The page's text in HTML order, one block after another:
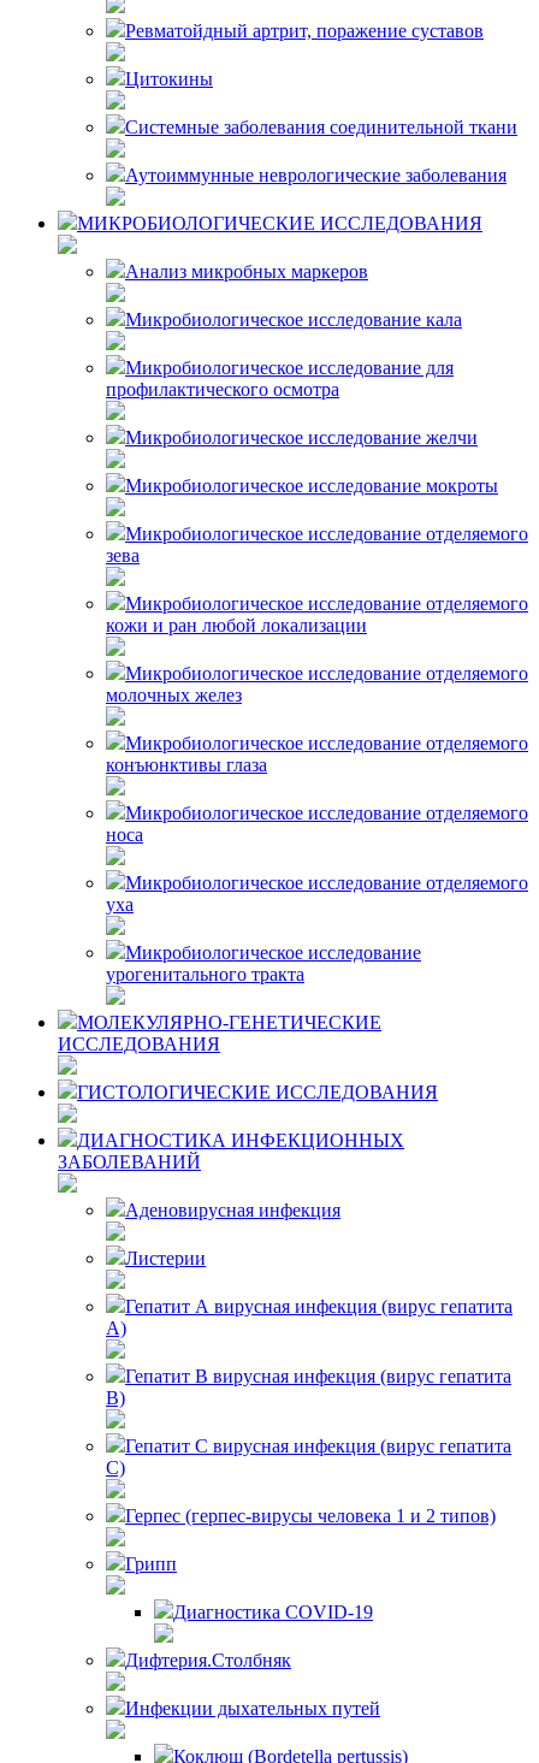
Ревматойдный артрит, поражение суставов
Цитокины
Системные заболевания соединительной ткани
Аутоиммунные неврологические заболевания
МИКРОБИОЛОГИЧЕСКИЕ ИССЛЕДОВАНИЯ
Анализ микробных маркеров
Микробиологическое исследование кала
Микробиологическое исследование для
профилактического осмотра
Микробиологическое исследование желчи
Микробиологическое исследование мокроты
Микробиологическое исследование отделяемого
зева
Микробиологическое исследование отделяемого
кожи и ран любой локализации
Микробиологическое исследование отделяемого
молочных желез
Микробиологическое исследование отделяемого
конъюнктивы глаза
Микробиологическое исследование отделяемого
носа
Микробиологическое исследование отделяемого
уха
Микробиологическое исследование
урогенитального тракта
МОЛЕКУЛЯРНО-ГЕНЕТИЧЕСКИЕ
ИССЛЕДОВАНИЯ
ГИСТОЛОГИЧЕСКИЕ ИССЛЕДОВАНИЯ
ДИАГНОСТИКА ИНФЕКЦИОННЫХ
ЗАБОЛЕВАНИЙ
Аденовирусная инфекция
Листерии
Гепатит А вирусная инфекция (вирус гепатита
А)
Гепатит В вирусная инфекция (вирус гепатита
В)
Гепатит С вирусная инфекция (вирус гепатита
С)
Герпес (герпес-вирусы человека 1 и 2 типов)
Грипп
Диагностика COVID-19
Дифтерия.Столбняк
Инфекции дыхательных путей
Коклюш (Bordetella pertussis)